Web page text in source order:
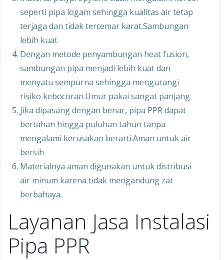
seperti pipa logam sehingga kualitas air tetap
terjaga dan tidak tercemar karat.Sambungan
lebih kuat
Dengan metode penyambungan heat fusion,
sambungan pipa menjadi lebih kuat dan
menyatu sempurna sehingga mengurangi
risiko kebocoran.Umur pakai sangat panjang
Jika dipasang dengan benar, pipa PPR dapat
bertahan hingga puluhan tahun tanpa
mengalami kerusakan berarti.Aman untuk air
bersih
Materialnya aman digunakan untuk distribusi
air minum karena tidak mengandung zat
berbahaya.
Layanan Jasa Instalasi
Pipa PPR